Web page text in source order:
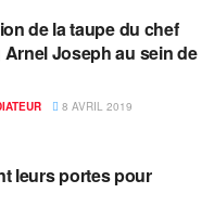
de la taupe du chef
Joseph au sein de
8 AVRIL 2019
leurs portes pour